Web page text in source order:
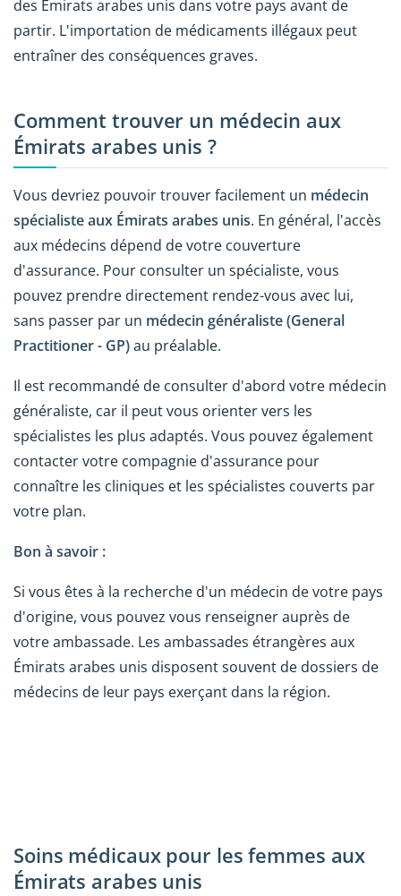
des Émirats arabes unis dans votre pays avant de
partir. L'importation de médicaments illégaux peut
entraîner des conséquences graves.
Comment trouver un médecin aux
Émirats arabes unis ?
Vous devriez pouvoir trouver facilement un médecin
spécialiste aux Émirats arabes unis. En général, l'accès
aux médecins dépend de votre couverture
d'assurance. Pour consulter un spécialiste, vous
pouvez prendre directement rendez-vous avec lui,
sans passer par un médecin généraliste (General
Practitioner - GP)au préalable.
Il est recommandé de consulter d'abord votre médecin
généraliste, car il peut vous orienter vers les
spécialistes les plus adaptés. Vous pouvez également
contacter votre compagnie d'assurance pour
connaître les cliniques et les spécialistes couverts par
votre plan.
Bon à savoir :
Si vous êtes à la recherche d'un médecin de votre pays
d'origine, vous pouvez vous renseigner auprès de
votre ambassade. Les ambassades étrangères aux
Émirats arabes unis disposent souvent de dossiers de
médecins de leur pays exerçant dans la région.
Soins médicaux pour les femmes aux
Émirats arabes unis